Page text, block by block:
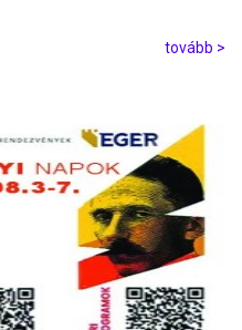
tovább >